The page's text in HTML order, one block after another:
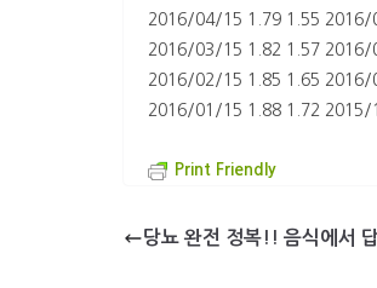
2016/04/15 1.79 1.55 2016/
2016/03/15 1.82 1.57 2016/
2016/02/15 1.85 1.65 2016/
2016/01/15 1.88 1.72 2015/
Print Friendly
당뇨 완전 정복!! 음식에서